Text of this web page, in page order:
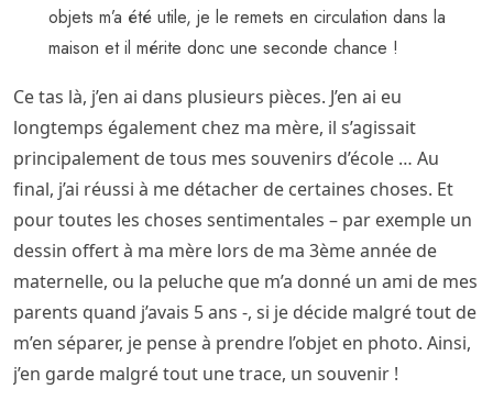
objets m’a été utile, je le remets en circulation dans la
maison et il mérite donc une seconde chance !
Ce tas là, j’en ai dans plusieurs pièces. J’en ai eu
longtemps également chez ma mère, il s’agissait
principalement de tous mes souvenirs d’école … Au
final, j’ai réussi à me détacher de certaines choses. Et
pour toutes les choses sentimentales – par exemple un
dessin offert à ma mère lors de ma 3ème année de
maternelle, ou la peluche que m’a donné un ami de mes
parents quand j’avais 5 ans -, si je décide malgré tout de
m’en séparer, je pense à prendre l’objet en photo. Ainsi,
j’en garde malgré tout une trace, un souvenir !